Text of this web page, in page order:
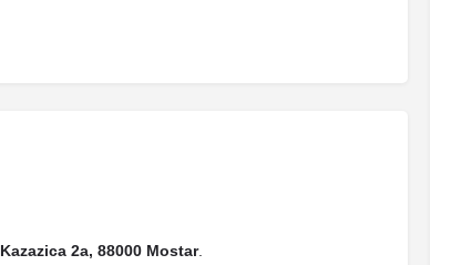
Kazazica 2a, 88000 Mostar.